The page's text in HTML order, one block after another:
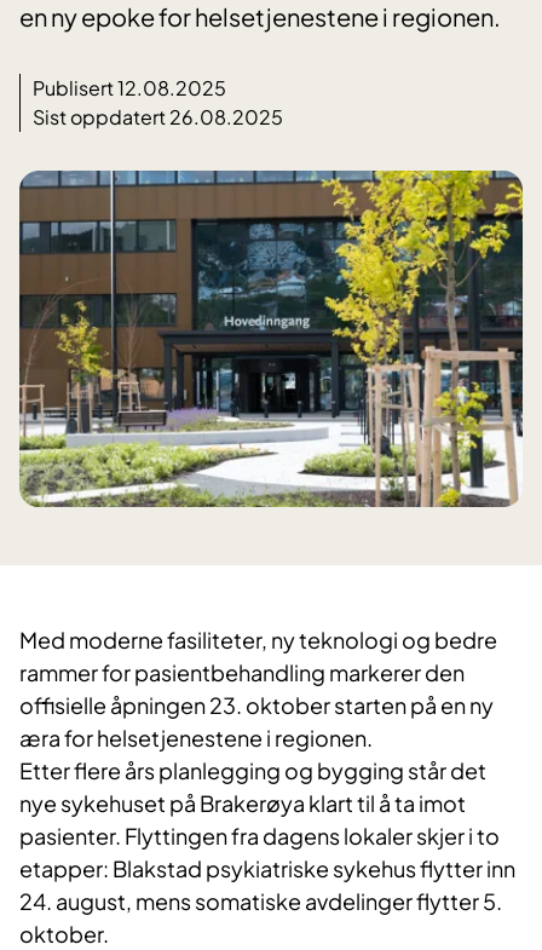
en ny epoke for helsetjenestene i regionen.
Publisert 12.08.2025
Sist oppdatert 26.08.2025
Med moderne fasiliteter, ny teknologi og bedre
rammer for pasientbehandling markerer den
offisielle åpningen 23. oktober starten på en ny
æra for helsetjenestene i regionen.
Etter flere års planlegging og bygging står det
nye sykehuset på Brakerøya klart til å ta imot
pasienter. Flyttingen fra dagens lokaler skjer i to
etapper: Blakstad psykiatriske sykehus flytter inn
24. august, mens somatiske avdelinger flytter 5.
oktober.